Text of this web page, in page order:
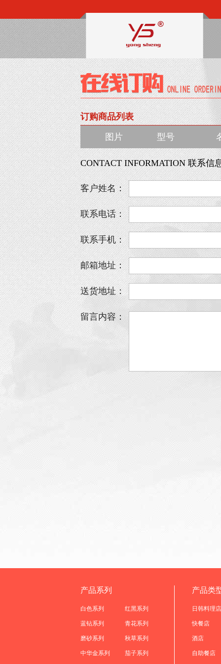
订购商品列表
图片 型号
CONTACT INFORMATION 联系信
客户姓名：
联系电话：
联系手机：
邮箱地址：
送货地址：
留言内容：
产品系列
白色系列 红黑系列
蓝钻系列 青花系列
磨砂系列 秋草系列
中华金系列 茄子系列
产品类
日韩料理店
快餐店
酒店
自助餐店